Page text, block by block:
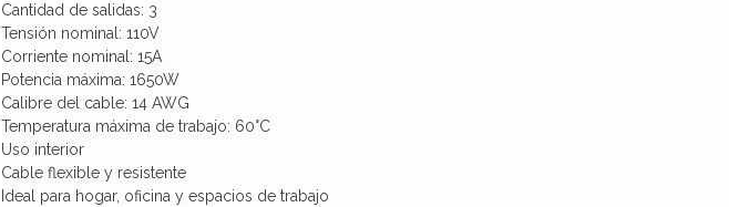
Cantidad de salidas: 3
Tensión nominal: 110V
Corriente nominal: 15A
Potencia máxima: 1650W
Calibre del cable: 14 AWG
Temperatura máxima de trabajo: 60°C
Uso interior
Cable flexible y resistente
Ideal para hogar, oficina y espacios de trabajo